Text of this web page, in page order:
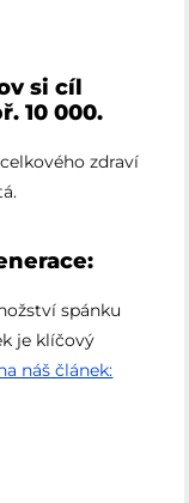
si cíl
10 000.
zdraví
spánku
je klíčový
náš článek: